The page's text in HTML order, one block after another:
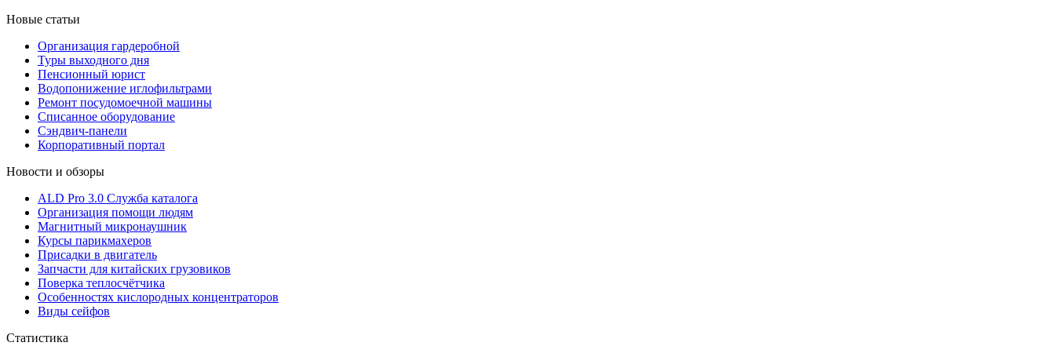
Новые статьи
Организация гардеробной
Туры выходного дня
Пенсионный юрист
Водопонижение иглофильтрами
Ремонт посудомоечной машины
Списанное оборудование
Сэндвич-панели
Корпоративный портал
Новости и обзоры
ALD Pro 3.0 Служба каталога
Организация помощи людям
Магнитный микронаушник
Курсы парикмахеров
Присадки в двигатель
Запчасти для китайских грузовиков
Поверка теплосчётчика
Особенностях кислородных концентраторов
Виды сейфов
Статистика